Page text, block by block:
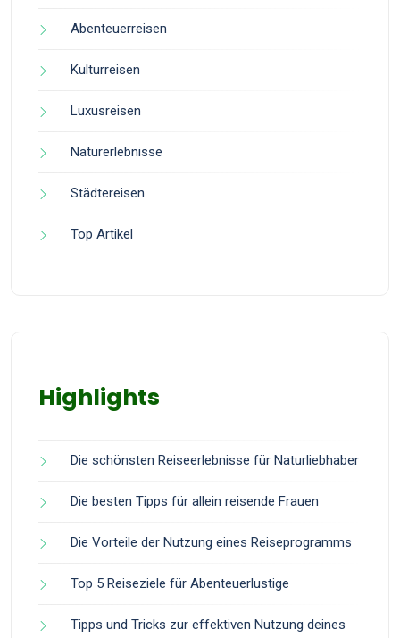
Abenteuerreisen
Kulturreisen
Luxusreisen
Naturerlebnisse
Städtereisen
Top Artikel
Highlights
Die schönsten Reiseerlebnisse für Naturliebhaber
Die besten Tipps für allein reisende Frauen
Die Vorteile der Nutzung eines Reiseprogramms
Top 5 Reiseziele für Abenteuerlustige
Tipps und Tricks zur effektiven Nutzung deines